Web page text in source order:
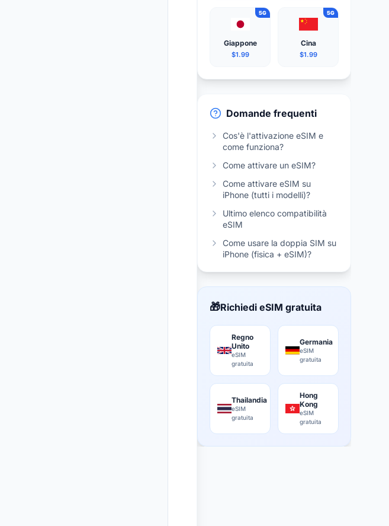
5G
Giappone
$1.99
5G
Cina
$1.99
Domande frequenti
Cos'è l'attivazione eSIM e
come funziona?
Come attivare un eSIM?
Come attivare eSIM su
iPhone (tutti i modelli)?
Ultimo elenco compatibilità
eSIM
Come usare la doppia SIM su
iPhone (fisica + eSIM)?
🎁Richiedi eSIM gratuita
Regno
Unito
eSIM
gratuita
Germania
eSIM
gratuita
Thailandia
eSIM
gratuita
Hong
Kong
eSIM
gratuita